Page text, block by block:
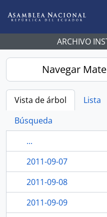
ARCHIVO
Navegar
Vista de árbol
Lista
Búsqueda
...
2011-09-07
2011-09-08
2011-09-09